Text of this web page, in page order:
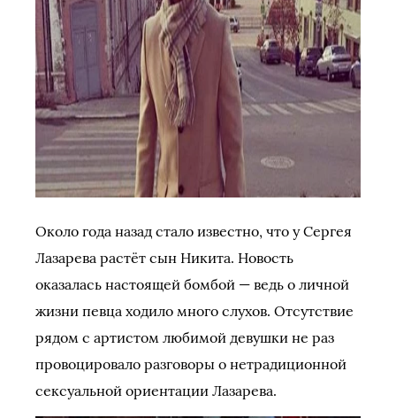
Около года назад стало известно, что у Сергея
Лазарева растёт сын Никита. Новость
оказалась настоящей бомбой — ведь о личной
жизни певца ходило много слухов. Отсутствие
рядом с артистом любимой девушки не раз
провоцировало разговоры о нетрадиционной
сексуальной ориентации Лазарева.